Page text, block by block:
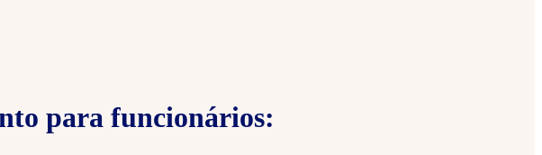
para funcionários: